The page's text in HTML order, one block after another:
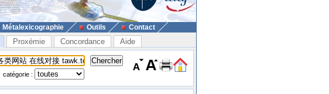
Métalexicographie Outils Contact
Proxémie Concordance Aide
catégorie :